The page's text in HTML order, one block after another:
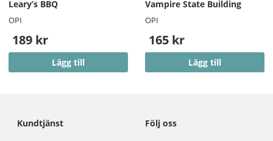
Leary’s BBQ
OPI
189 kr
Lägg till
Vampire State Building
OPI
165 kr
Lägg till
Kundtjänst Följ oss